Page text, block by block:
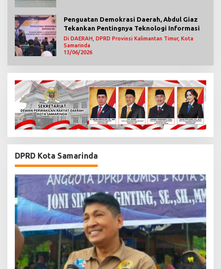
Penguatan Demokrasi Daerah, Abdul Giaz
Tekankan Pentingnya Teknologi Informasi
Di DAERAH, DPRD Provinsi Kalimantan Timur, Kota
Samarinda
13/06/2026
DPRD Kota Samarinda